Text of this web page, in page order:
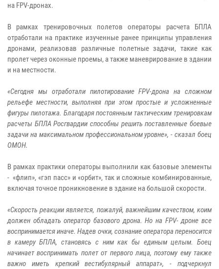
на FPV-дронах.
В рамках тренировочных полетов операторы расчета БПЛА
отработали на практике изученные ранее принципы управления
дронами, реализовав различные полетные задачи, такие как
пролет через оконные проемы, а также маневрирование в здании
и на местности.
«Сегодня мы отработали пилотирование FPV-дрона на сложном
рельефе местности, выполняя при этом простые и усложненные
фигуры пилотажа. Благодаря постоянным тактическим тренировкам
расчеты БПЛА Росгвардии способны решить поставленные боевые
задачи на максимальном профессиональном уровне», - сказал боец
ОМОН.
В рамках практики операторы выполнили как базовые элементы
- «флип», «гэп пасс» и «орбит», так и сложные комбинированные,
включая точное проникновение в здание на большой скорости.
«Скорость реакции является, пожалуй, важнейшим качеством, коим
должен обладать оператор базового дрона. Но на FPV- дроне все
воспринимается иначе. Надев очки, сознание оператора переносится
в камеру БПЛА, становясь с ним как бы единым целым. Боец
начинает воспринимать полет от первого лица, поэтому ему также
важно иметь крепкий вестибулярный аппарат», - подчеркнул